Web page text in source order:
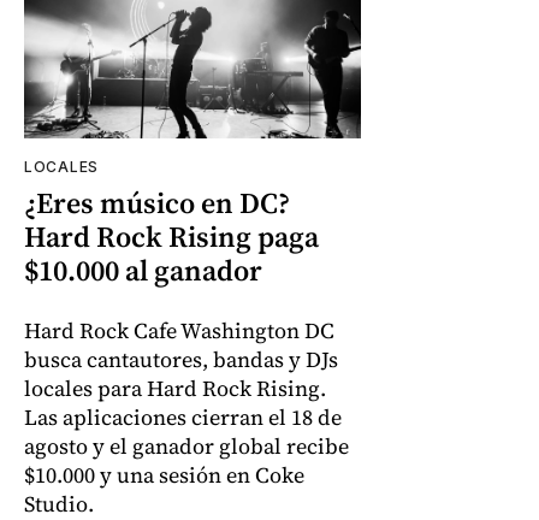
LOCALES
¿Eres músico en DC?
Hard Rock Rising paga
$10.000 al ganador
Hard Rock Cafe Washington DC
busca cantautores, bandas y DJs
locales para Hard Rock Rising.
Las aplicaciones cierran el 18 de
agosto y el ganador global recibe
$10.000 y una sesión en Coke
Studio.